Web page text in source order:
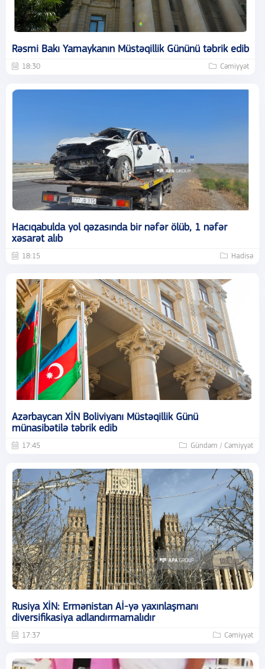
Rəsmi Bakı Yamaykanın Müstəqillik Gününü təbrik edib
18:30 Cəmiyyət
Hacıqabulda yol qəzasında bir nəfər ölüb, 1 nəfər
xəsarət alıb
18:15 Hadisə
Azərbaycan XİN Boliviyanı Müstəqillik Günü
münasibətilə təbrik edib
17:45 Gündəm / Cəmiyyət
Rusiya XİN: Ermənistan Aİ-yə yaxınlaşmanı
diversifikasiya adlandırmamalıdır
17:37 Cəmiyyət